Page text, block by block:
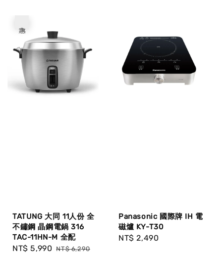
TATUNG 大同 11人份 全
不鏽鋼 晶鋼電鍋 316
TAC-11HN-M 全配
Sale
NT$ 5,990 Regular
NT$ 6,290
Panasonic 國際牌 IH 電
磁爐 KY-T30
Regular
NT$ 2,490